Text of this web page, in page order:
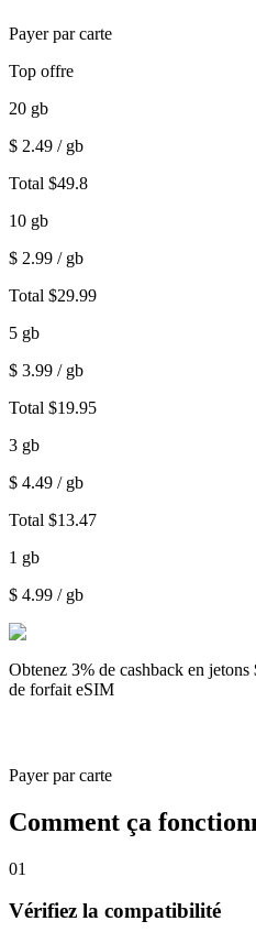
Payer par carte
Top offre
20 gb
$ 2.49 / gb
Total $49.8
10 gb
$ 2.99 / gb
Total $29.99
5 gb
$ 3.99 / gb
Total $19.95
3 gb
$ 4.49 / gb
Total $13.47
1 gb
$ 4.99 / gb
Obtenez 3% de cashback en jetons
de forfait eSIM
Payer par carte
Comment ça
01
Vérifiez la compatibilité